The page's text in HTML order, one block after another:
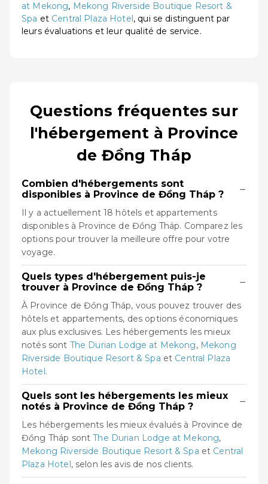
at Mekong, Mekong Riverside Boutique Resort &
Spa et Central Plaza Hotel, qui se distinguent par
leurs évaluations et leur qualité de service.
Questions fréquentes sur
l'hébergement à Province
de Đồng Tháp
Combien d'hébergements sont
disponibles à Province de Đồng Tháp ?
−
Il y a actuellement 18 hôtels et appartements
disponibles à Province de Đồng Tháp. Comparez les
options pour trouver la meilleure offre pour votre
voyage.
Quels types d'hébergement puis-je
trouver à Province de Đồng Tháp ?
−
À Province de Đồng Tháp, vous pouvez trouver des
hôtels et appartements, des options économiques
aux plus exclusives. Les hébergements les mieux
notés sont The Durian Lodge at Mekong, Mekong
Riverside Boutique Resort & Spa et Central Plaza
Hotel.
Quels sont les hébergements les mieux
notés à Province de Đồng Tháp ?
−
Les hébergements les mieux évalués à Province de
Đồng Tháp sontThe Durian Lodge at Mekong,
Mekong Riverside Boutique Resort & Spa et Central
Plaza Hotel, selon les avis de nos clients.